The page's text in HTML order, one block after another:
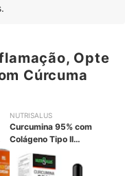
Opte
Cúrcuma
NUTRISALUS
Curcumina 95% com
Colágeno Tipo II
Gotas NutriSalus